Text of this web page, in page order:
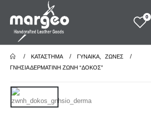
0
ΚΑΤΆΣΤΗΜΑ ΓΥΝΑΙΚΑ
ΖΩΝΕΣ
ΓΝΉΣΙΑ ΔΕΡΜΆΤΙΝΗ ΖΏΝΗ “ΔΟΚΌΣ”